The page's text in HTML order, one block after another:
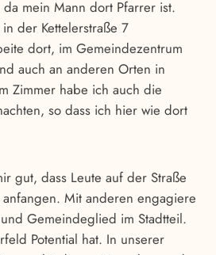
mein Mann dort Pfarrer ist.
der Kettelerstraße 7
dort, im Gemeindezentrum
auch an anderen Orten in
Zimmer habe ich auch die
so dass ich hier wie dort
gut, dass Leute auf der Straße
Mit anderen engagiere
Gemeindeglied im Stadtteil.
Potential hat. In unserer